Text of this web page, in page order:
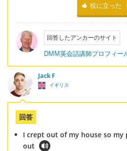
役に立った
回答したアンカーのサイト
DMM英会話講師プロフィー
Jack F
イギリス
回答
I crept out of my house so
out